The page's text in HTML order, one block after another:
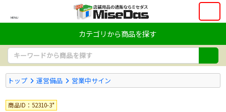
MENU
カテゴリから商品を探す
トップ 運営備品 営業中サイン
商品ID：52310-3*